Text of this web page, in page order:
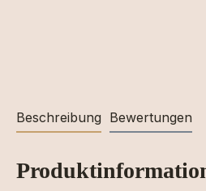
Beschreibung Bewertungen